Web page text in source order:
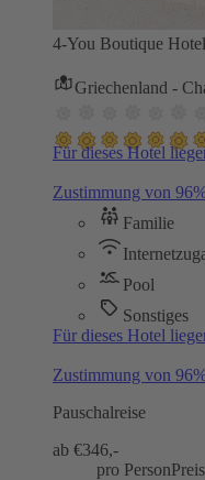
4-You Boutique Hotel
Griechenland -
Für dieses Hotel
Zustimmung von
Familie
Pool
Sonstiges
Für dieses Hotel
Zustimmung von
Pauschalreise
ab €346,-
pro Person